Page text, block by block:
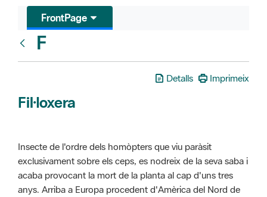
FrontPage
F
Detalls Imprimeix
Fil·loxera
Insecte de l'ordre dels homòpters que viu paràsit
exclusivament sobre els ceps, es nodreix de la seva saba i
acaba provocant la mort de la planta al cap d'uns tres
anys. Arriba a Europa procedent d'Amèrica del Nord de